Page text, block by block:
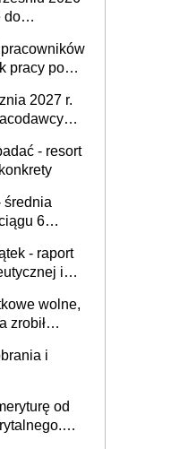
do
pracy po
Fundusz
2027 r.
- resort
średnia
6
- raport
i
wolne,
zrobił
i
od